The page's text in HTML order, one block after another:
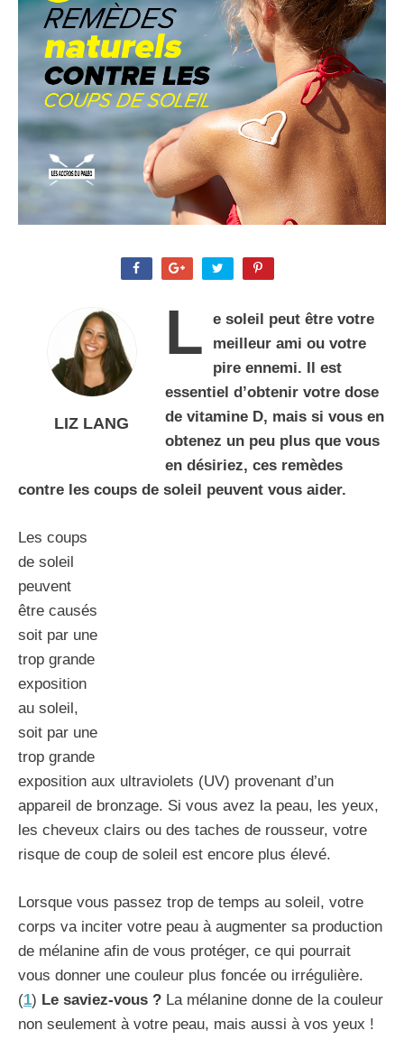
LIZ LANG
L
e soleil peut être votre
meilleur ami ou votre
pire ennemi. Il est
essentiel d’obtenir votre dose
de vitamine D, mais si vous en
obtenez un peu plus que vous
en désiriez, ces remèdes
contre les coups de soleil peuvent vous aider.
Les coups
de soleil
peuvent
être causés
soit par une
trop grande
exposition
au soleil,
soit par une
trop grande
exposition aux ultraviolets (UV) provenant d’un
appareil de bronzage. Si vous avez la peau, les yeux,
les cheveux clairs ou des taches de rousseur, votre
risque de coup de soleil est encore plus élevé.
Lorsque vous passez trop de temps au soleil, votre
corps va inciter votre peau à augmenter sa production
de mélanine afin de vous protéger, ce qui pourrait
vous donner une couleur plus foncée ou irrégulière.
(1) Le saviez-vous ? La mélanine donne de la couleur
non seulement à votre peau, mais aussi à vos yeux !